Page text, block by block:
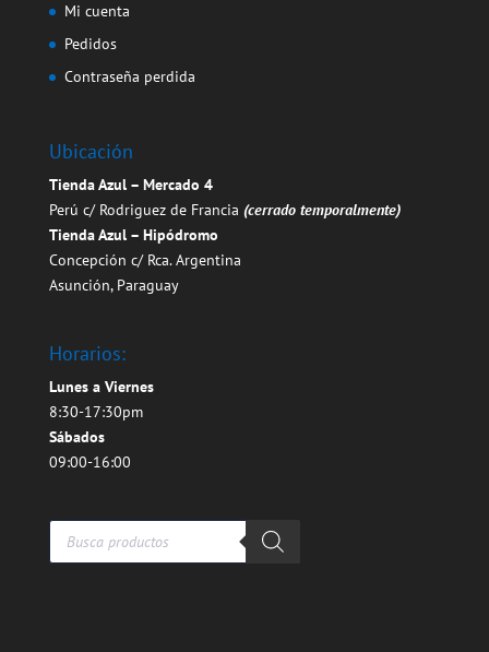
Mi cuenta
Pedidos
Contraseña perdida
Ubicación
Tienda Azul – Mercado 4
Perú c/ Rodriguez de Francia (cerrado temporalmente)
Tienda Azul – Hipódromo
Concepción c/ Rca. Argentina
Asunción, Paraguay
Horarios:
Lunes a Viernes
8:30-17:30pm
Sábados
09:00-16:00
Búsqueda
productos